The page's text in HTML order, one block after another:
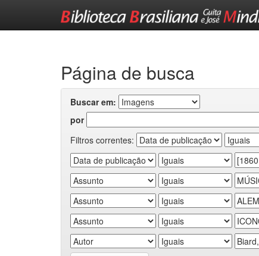
Página de busca
Buscar em:
por
Filtros correntes: